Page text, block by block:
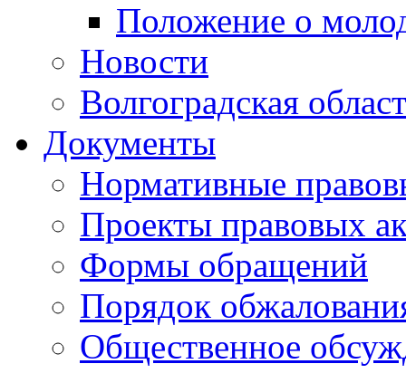
Положение о
Новости
Волгоградская
Документы
Нормативные
Проекты правовых
Формы обращений
Порядок
Общественное